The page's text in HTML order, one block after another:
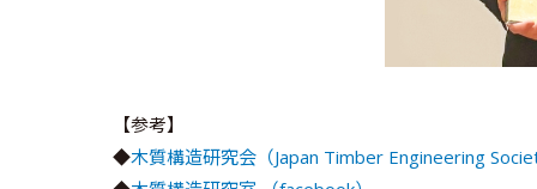
【参考】
◆木質構造研究会（Japan Timber Engineering